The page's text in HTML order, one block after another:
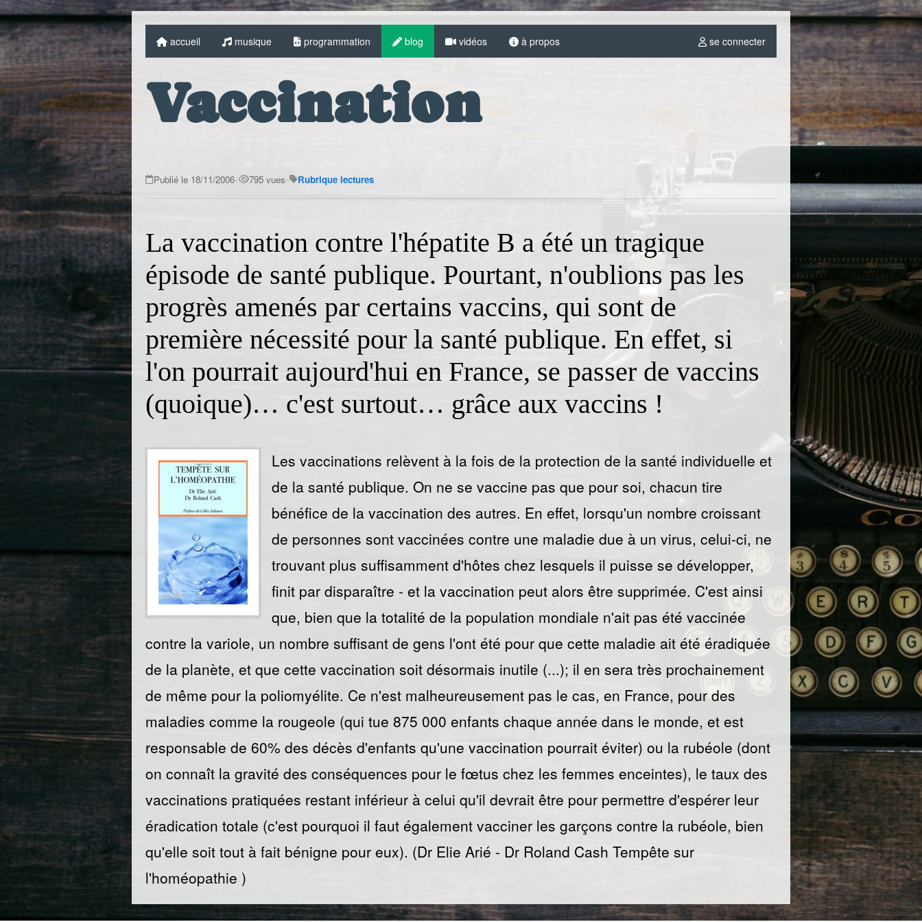
accueil musique programmation blog vidéos à propos se connecter
Vaccination
Publié le 18/11/2006 795 vues Rubrique lectures
La vaccination contre l'hépatite B a été un tragique
épisode de santé publique. Pourtant, n'oublions pas les
progrès amenés par certains vaccins, qui sont de
première nécessité pour la santé publique. En effet, si
l'on pourrait aujourd'hui en France, se passer de vaccins
(quoique)… c'est surtout… grâce aux vaccins !
Les vaccinations relèvent à la fois de la protection de la santé individuelle et
de la santé publique. On ne se vaccine pas que pour soi, chacun tire
bénéfice de la vaccination des autres. En effet, lorsqu'un nombre croissant
de personnes sont vaccinées contre une maladie due à un virus, celui-ci, ne
trouvant plus suffisamment d'hôtes chez lesquels il puisse se développer,
finit par disparaître - et la vaccination peut alors être supprimée. C'est ainsi
que, bien que la totalité de la population mondiale n'ait pas été vaccinée
contre la variole, un nombre suffisant de gens l'ont été pour que cette maladie ait été éradiquée
de la planète, et que cette vaccination soit désormais inutile (...); il en sera très prochainement
de même pour la poliomyélite. Ce n'est malheureusement pas le cas, en France, pour des
maladies comme la rougeole (qui tue 875 000 enfants chaque année dans le monde, et est
responsable de 60% des décès d'enfants qu'une vaccination pourrait éviter) ou la rubéole (dont
on connaît la gravité des conséquences pour le fœtus chez les femmes enceintes), le taux des
vaccinations pratiquées restant inférieur à celui qu'il devrait être pour permettre d'espérer leur
éradication totale (c'est pourquoi il faut également vacciner les garçons contre la rubéole, bien
qu'elle soit tout à fait bénigne pour eux). (Dr Elie Arié - Dr Roland Cash Tempête sur
l'homéopathie )